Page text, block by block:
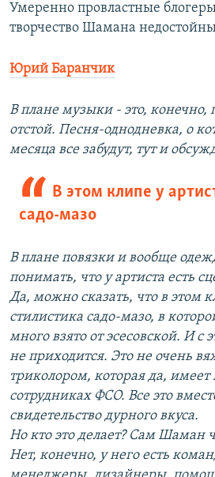
Умеренно провластные
творчество Шамана
Юрий Баранчик
В плане музыки - это,
отстой. Песня-однодневка, о
месяца все забудут, тут и
В этом клипе у
садо-мазо
В плане повязки и вообще
понимать, что у артиста есть
Да, можно сказать, что в этом
стилистика садо-мазо, в
много взято от эсесовской. И с
не приходится. Это не очень
триколором, которая да, имеет
сотрудниках ФСО. Все это
свидетельство дурного вкуса.
Но кто это делает? Сам Шаман
Нет, конечно, у него есть